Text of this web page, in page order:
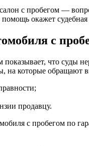
с пробегом —
окажет
с
показывает, что суды
на которые обращают
продавцу.
с пробегом по